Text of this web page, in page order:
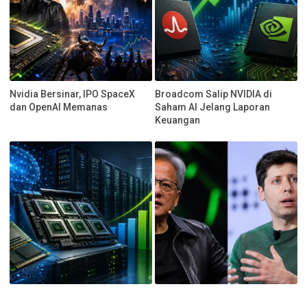
Nvidia Bersinar, IPO SpaceX
dan OpenAI Memanas
Broadcom Salip NVIDIA di
Saham AI Jelang Laporan
Keuangan